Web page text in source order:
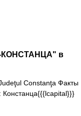
КОНСТАНЦА" в
Constanţa Факты